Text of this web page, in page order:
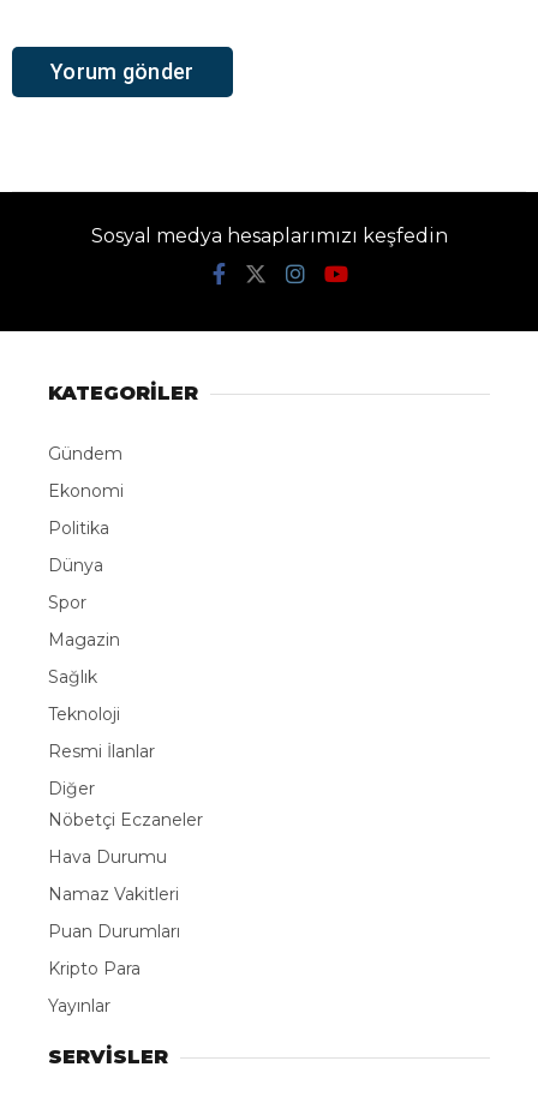
Sosyal medya hesaplarımızı keşfedin
KATEGORİLER
Gündem
Ekonomi
Politika
Dünya
Spor
Magazin
Sağlık
Teknoloji
Resmi İlanlar
Diğer
Nöbetçi Eczaneler
Hava Durumu
Namaz Vakitleri
Puan Durumları
Kripto Para
Yayınlar
SERVİSLER